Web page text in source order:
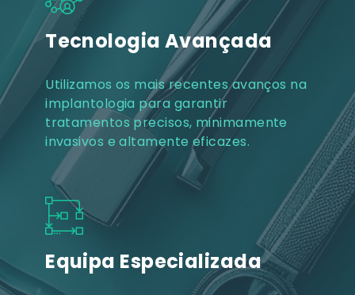
Tecnologia Avançada
Utilizamos os mais recentes avanços na
implantologia para garantir
tratamentos precisos, minimamente
invasivos e altamente eficazes.
Equipa Especializada